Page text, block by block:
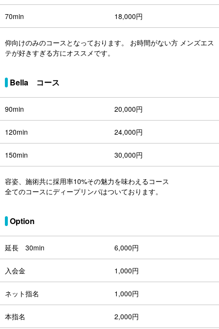
70min 18,000円
仰向けのみのコースとなっております。 お時間がない方 メンズエス
テが好きすぎる方にオススメです。
Bella コース
90min 20,000円
120min 24,000円
150min 30,000円
容姿、施術共に採用率10%その魅力を味わえるコース
全てのコースにディープリンパはついております。
Option
延長 30min 6,000円
入会金 1,000円
ネット指名 1,000円
本指名 2,000円